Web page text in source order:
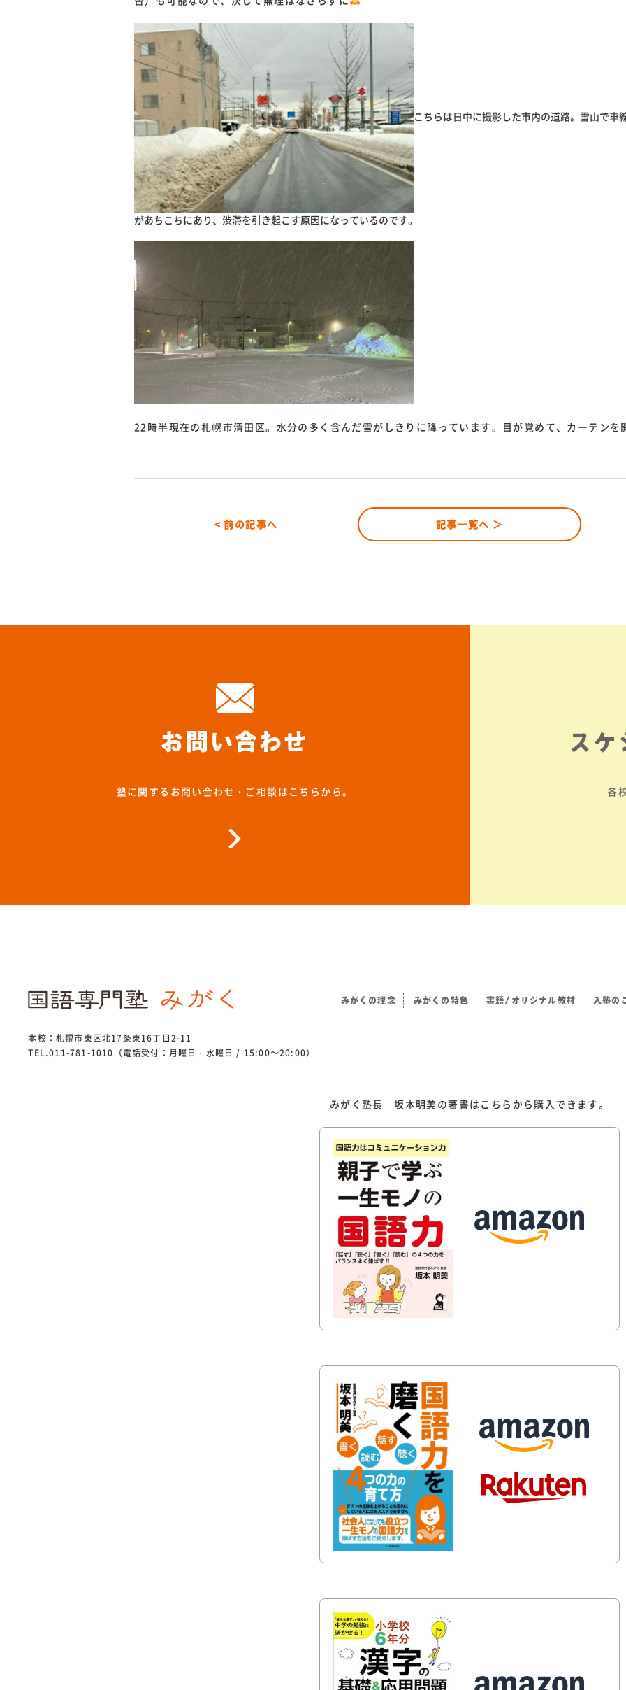
こちらは日中に撮影した市内の道路。雪山で
があちこちにあり、渋滞を引き起こす原因になっているのです。
22時半現在の札幌市清田区。水分の多く含んだ雪がしきりに降っています。目が覚めて、カーテンを
< 前の記事へ 記事一覧へ ＞
お問い合わせ
塾に関するお問い合わせ・ご相談はこちらから。
スケ
各
本校：札幌市東区北17条東16丁目2-11
TEL.011-781-1010（電話受付：月曜日・水曜日 / 15:00～20:00）
みがくの理念 みがくの特色 書籍/オリジナル教材 入塾の
みがく塾長 坂本明美の著書はこちらから購入できます。